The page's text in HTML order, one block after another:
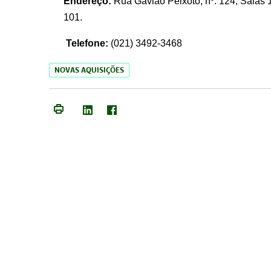
101.
Telefone: (021) 3492-3468
NOVAS AQUISIÇÕES